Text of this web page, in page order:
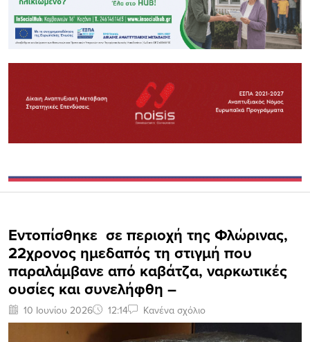
Εντοπίσθηκε σε περιοχή της Φλώρινας,
22χρονος ημεδαπός τη στιγμή που
παραλάμβανε από καβάτζα, ναρκωτικές
ουσίες και συνελήφθη –
10 Ιουνίου 2026 12:14 Κανένα σχόλιο